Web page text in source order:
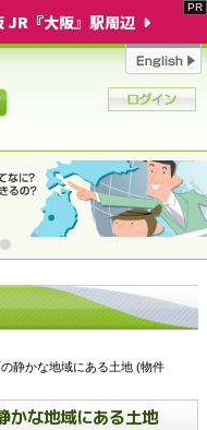
JR『大阪』駅周辺
静かな地域にある土地 (物件
かな地域にある土地